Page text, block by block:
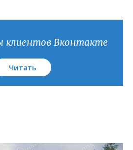
Вконтакте
Читать